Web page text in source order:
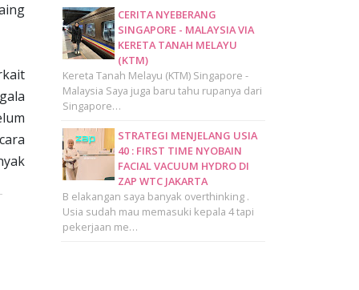
CERITA NYEBERANG
SINGAPORE - MALAYSIA VIA
KERETA TANAH MELAYU
(KTM)
Kereta Tanah Melayu (KTM) Singapore -
Malaysia Saya juga baru tahu rupanya dari
Singapore…
STRATEGI MENJELANG USIA
40 : FIRST TIME NYOBAIN
FACIAL VACUUM HYDRO DI
ZAP WTC JAKARTA
B elakangan saya banyak overthinking .
Usia sudah mau memasuki kepala 4 tapi
pekerjaan me…